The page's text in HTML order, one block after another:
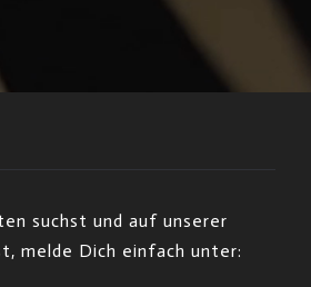
suchst und auf unserer
melde Dich einfach unter: